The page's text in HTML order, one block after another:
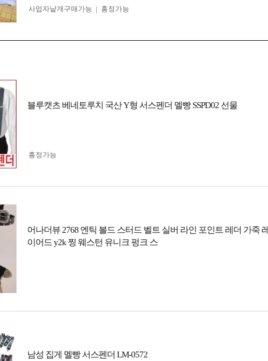
사업자 낱개구매가능 흥정가능
블루캣츠 베네토루치 국산 Y형 서스펜더 멜빵 SSPD02 선물
흥정가능
어나더뷰 2768 엔틱 볼드 스터드 벨트 실버 라인 포인트 레더 가죽 레
이어드 y2k 찡 웨스턴 유니크 펑크 스
남성 집게 멜빵 서스펜더 LM-0572